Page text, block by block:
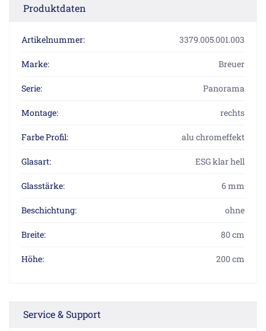
Produktdaten
Artikelnummer: 3379.005.001.003
Marke: Breuer
Serie: Panorama
Montage: rechts
Farbe Profil: alu chromeffekt
Glasart: ESG klar hell
Glasstärke: 6 mm
Beschichtung: ohne
Breite: 80 cm
Höhe: 200 cm
Service & Support